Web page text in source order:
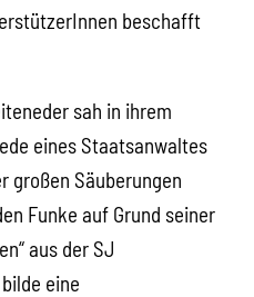
beschafft
sah in ihrem
eines Staatsanwaltes
großen Säuberungen
Funke auf Grund seiner
aus der SJ
eine